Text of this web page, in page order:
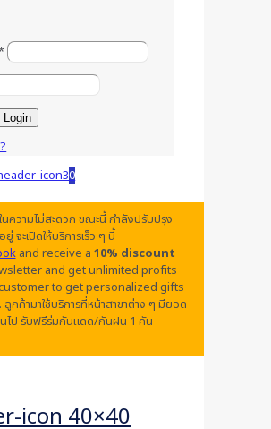
Login
0
ความไม่สะดวก ขณะนี้ กำลังปรับปรุง
ยู่ จะเปิดให้บริการเร็ว ๆ นี้
and receive a 10% discount
and get unlimited profits
to get personalized gifts
กค้ามาใช้บริการที่หน้าสาขาต่าง ๆ มียอด
ไป รับฟรีร่มกันแดด/กันฝน 1 คัน